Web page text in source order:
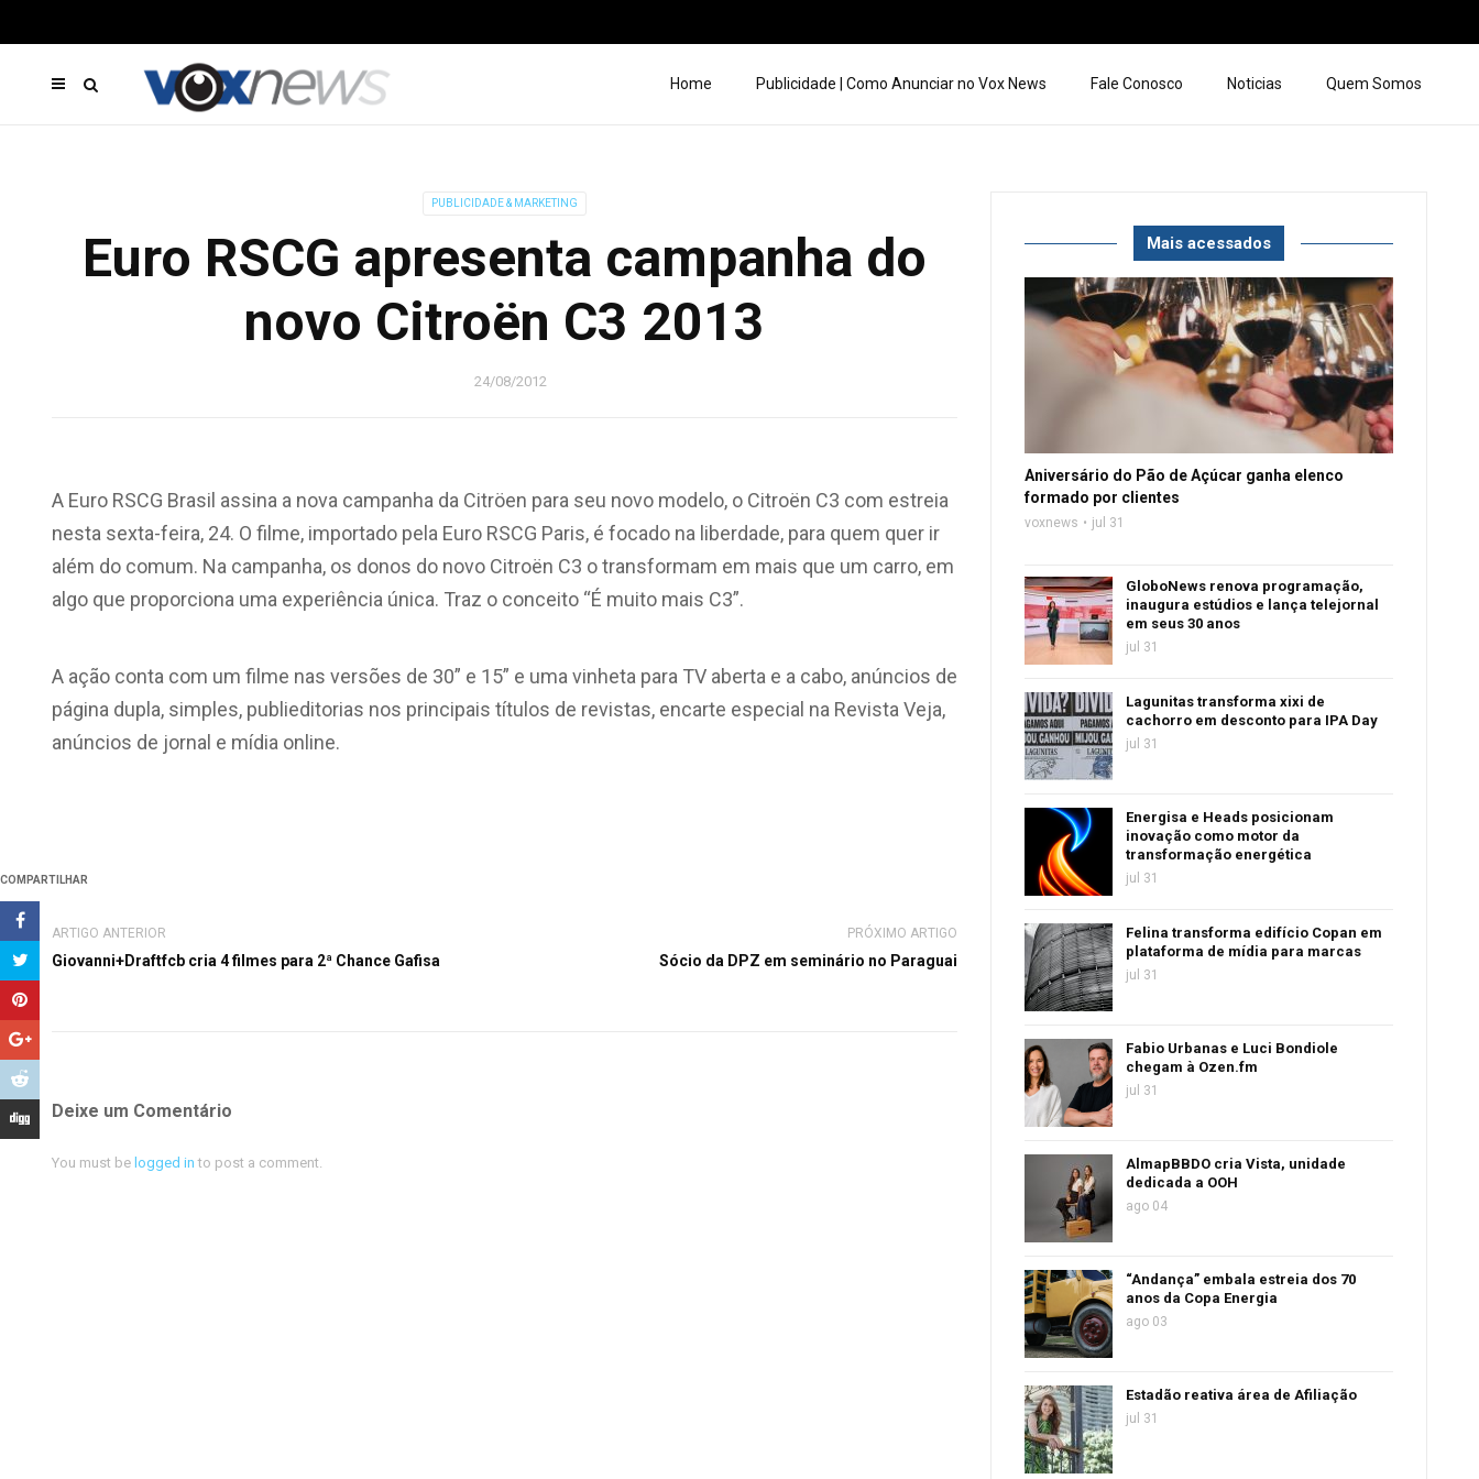
Home Publicidade | Como Anunciar no Vox News Fale Conosco Noticias Quem Somos
PUBLICIDADE & MARKETING
Euro RSCG apresenta campanha do
novo Citroën C3 2013
24/08/2012
COMPARTILHAR
A Euro RSCG Brasil assina a nova campanha da Citröen para seu novo modelo, o Citroën C3 com estreia
nesta sexta-feira, 24. O filme, importado pela Euro RSCG Paris, é focado na liberdade, para quem quer ir
além do comum. Na campanha, os donos do novo Citroën C3 o transformam em mais que um carro, em
algo que proporciona uma experiência única. Traz o conceito “É muito mais C3”.
A ação conta com um filme nas versões de 30” e 15” e uma vinheta para TV aberta e a cabo, anúncios de
página dupla, simples, publieditorias nos principais títulos de revistas, encarte especial na Revista Veja,
anúncios de jornal e mídia online.
ARTIGO ANTERIOR
Giovanni+Draftfcb cria 4 filmes para 2ª Chance Gafisa
PRÓXIMO ARTIGO
Sócio da DPZ em seminário no Paraguai
Deixe um Comentário
You must be logged in to post a comment.
Mais acessados
Aniversário do Pão de Açúcar ganha elenco
formado por clientes
voxnews jul 31
GloboNews renova programação,
inaugura estúdios e lança telejornal
em seus 30 anos
jul 31
Lagunitas transforma xixi de
cachorro em desconto para IPA Day
jul 31
Energisa e Heads posicionam
inovação como motor da
transformação energética
jul 31
Felina transforma edifício Copan em
plataforma de mídia para marcas
jul 31
Fabio Urbanas e Luci Bondiole
chegam à Ozen.fm
jul 31
AlmapBBDO cria Vista, unidade
dedicada a OOH
ago 04
“Andança” embala estreia dos 70
anos da Copa Energia
ago 03
Estadão reativa área de Afiliação
jul 31